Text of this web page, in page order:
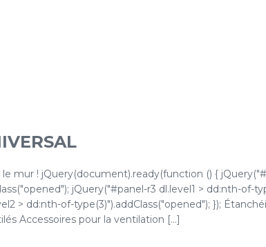
mur ! jQuery(document).ready(function () {
jQuery("#panel-r3 dl.level1 > dd:nth-of-
> dd:nth-of-type(3)").addClass("opened"); });
Accessoires pour la ventilation [...]